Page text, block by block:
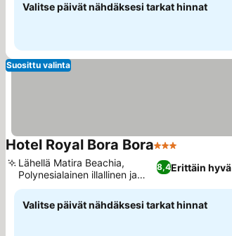
Valitse päivät nähdäksesi tarkat hinnat
Suosittu valinta
Hotel Royal Bora Bora3 Tähtiluokitus
8,4Erittäin hyvä
Lähellä Matira Beachia,
Polynesialainen illallinen ja
show
Valitse päivät nähdäksesi tarkat hinnat